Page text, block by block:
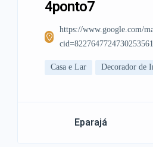
4ponto7
https://www.google.com/
cid=8227647724730253561
Casa e Lar Decorador de
Eparajá